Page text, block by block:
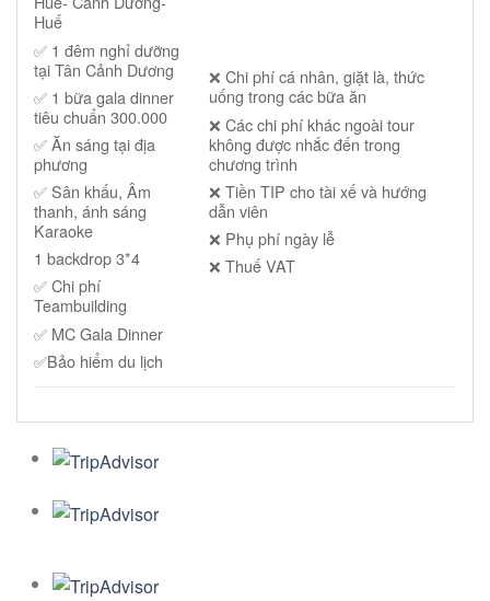
Huế
✅ 1 đêm nghỉ dưỡng
tại Tân Cảnh Dương
✅ 1 bữa gala dinner
tiêu chuẩn 300.000
✅Ăn sáng tại địa
phương
✅Sân khấu, Âm
thanh, ánh sáng
Karaoke
1 backdrop 3*4
✅Chi phí
Teambuilding
✅ MC Gala Dinner
✅Bảo hiểm du lịch
❌Chi phí cá nhân, giặt là, thức
uống trong các bữa ăn
❌Các chi phí khác ngoài tour
không được nhắc đến trong
chương trình
❌Tiền TIP cho tài xế và hướng
dẫn viên
❌ Phụ phí ngày lễ
❌ Thuế VAT